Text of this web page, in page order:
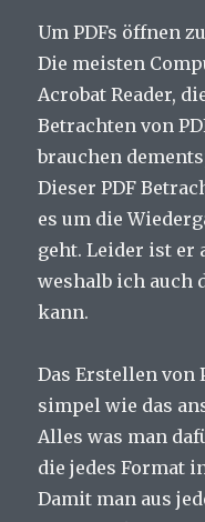
Um PDFs öffnen
Die meisten
Acrobat Reader,
Betrachten von
brauchen
Dieser PDF
es um die
geht. Leider ist er
weshalb ich auch
kann.
Das Erstellen von
simpel wie das
Alles was man
die jedes Format
Damit man aus